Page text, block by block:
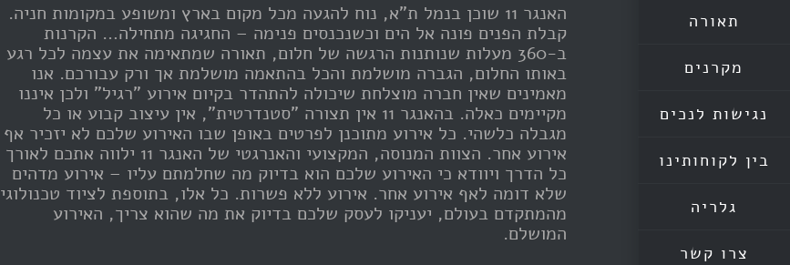
תאורה
מקרנים
נגישות לנכים
בין לקוחותינו
גלריה
צרו קשר
האנגר 11 שוכן בנמל ת"א, נוח להגעה מכל מקום בארץ ומשופע במקומות חניה.
קבלת הפנים פונה אל הים וכשנכנסים פנימה – החגיגה מתחילה… הקרנות
ב-360 מעלות שנותנות הרגשה של חלום, תאורה שמתאימה את עצמה לכל רגע
באותו החלום, הגברה מושלמת והכל בהתאמה מושלמת אך ורק עבורכם. אנו
מאמינים שאין חברה מוצלחת שיכולה להתהדר בקיום אירוע "רגיל" ולכן איננו
מקיימים כאלה. בהאנגר 11 אין תצורה "סטנדרטית", אין עיצוב קבוע או כל
מגבלה כלשהי. כל אירוע מתוכנן לפרטים באופן שבו האירוע שלכם לא יזכיר אף
אירוע אחר. הצוות המנוסה, המקצועי והאנרגטי של האנגר 11 ילווה אתכם לאורך
כל הדרך ויוודא כי האירוע שלכם הוא בדיוק מה שחלמתם עליו – אירוע מדהים
שלא דומה לאף אירוע אחר. אירוע ללא פשרות. כל אלו, בתוספת לציוד טכנולוגי
מהמתקדם בעולם, יעניקו לעסק שלכם בדיוק את מה שהוא צריך, האירוע
המושלם.